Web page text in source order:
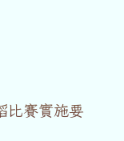
比賽實施要